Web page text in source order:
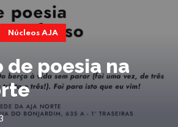
Núcleos AJA
de poesia na